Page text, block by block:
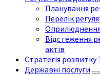
Планування
Перелік
Оприлюднення
Відстеження
актів
Стратегія розвитку
Державні послуги